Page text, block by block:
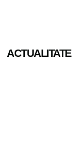
ACTUALITATE